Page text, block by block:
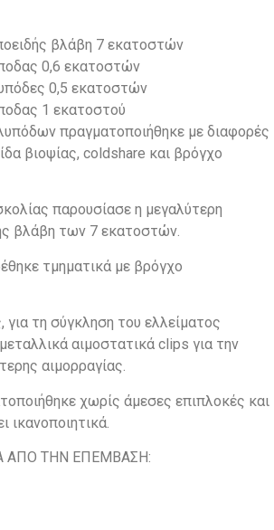
βλάβη 7 εκατοστών
0,6 εκατοστών
0,5 εκατοστών
1 εκατοστού
πραγματοποιήθηκε με διαφορές
βιοψίας, coldshare και βρόγχο
παρουσίασε η μεγαλύτερη
βλάβη των 7 εκατοστών.
τμηματικά με βρόγχο
για τη σύγκληση του ελλείματος
αιμοστατικά clips για την
αιμορραγίας.
χωρίς άμεσες επιπλοκές και
ικανοποιητικά.
ΑΠΟ ΤΗΝ ΕΠΕΜΒΑΣΗ: